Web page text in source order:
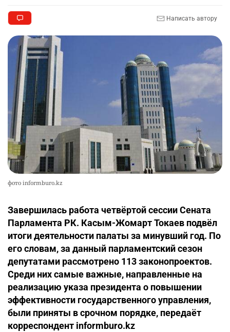
Написать автору
фото informburo.kz
Завершилась работа четвёртой сессии Сената
Парламента РК. Касым-Жомарт Токаев подвёл
итоги деятельности палаты за минувший год. По
его словам, за данный парламентский сезон
депутатами рассмотрено 113 законопроектов.
Среди них самые важные, направленные на
реализацию указа президента о повышении
эффективности государственного управления,
были приняты в срочном порядке, передаёт
корреспондент informburo.kz